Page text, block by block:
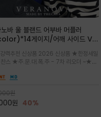
바 울 블랜드 어부바 머플러
게이지/어깨 사이드 VN
감각적인 레이어드 니트 어부바숄/
의 은은한 V자 조직감과 부드러운
로 완성도를 높였으며, 단조로
력추천 신상품 2026 신상품 ★한정세일
찬스 ★주.문.대.폭.주 - 7차 리오더 ~★셔
주기 좋으며, 소매 끝단에 위치한 실버
을 동시에
원
원 40%